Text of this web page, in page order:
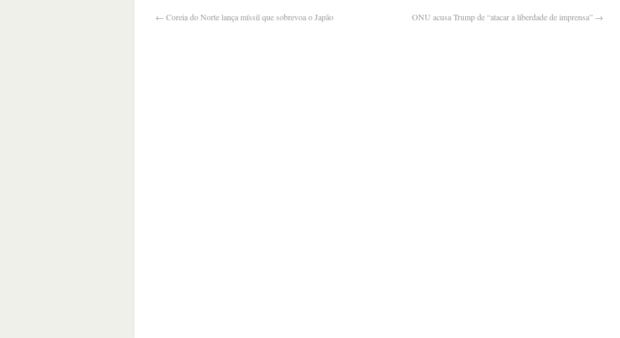
← Coreia do Norte lança míssil que sobrevoa o Japão ONU acusa Trump de “atacar a liberdade de imprensa” →